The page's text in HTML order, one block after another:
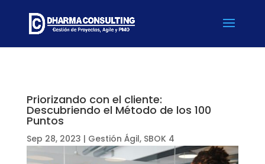
Priorizando con el cliente:
Descubriendo el Método de los 100
Puntos
Sep 28, 2023 | Gestión Ágil, SBOK 4